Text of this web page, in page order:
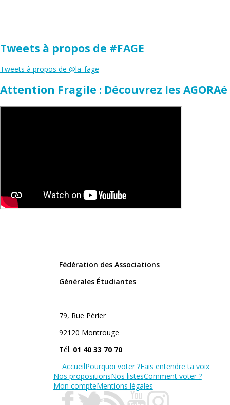
Tweets à propos de #FAGE
Tweets à propos de @la_fage
Attention Fragile : Découvrez les AGORAé
Fédération des Associations
Générales Étudiantes
79, Rue Périer
92120 Montrouge
Tél. 01 40 33 70 70
AccueilPourquoi voter ?Fais entendre ta voix
Nos propositionsNos listesComment voter ?
Mon compteMentions légales